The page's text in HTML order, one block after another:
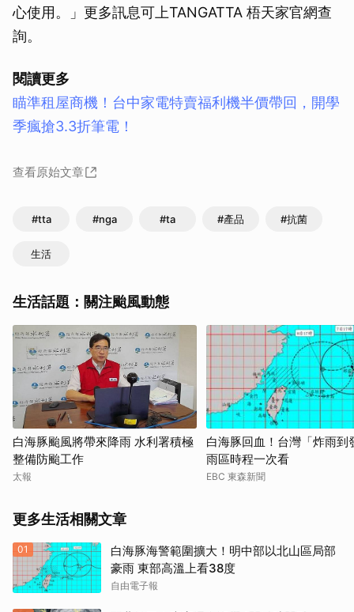
心使用。」更多訊息可上TANGATTA 梧天家官網查
詢。
閱讀更多
瞄準租屋商機！台中家電特賣福利機半價帶回，開學
季瘋搶3.3折筆電！
查看原始文章
#tta #nga #ta #產品 #抗菌
生活
生活話題：關注颱風動態
白海豚颱風將帶來降雨 水利署積極
整備防颱工作
太報
白海豚回血！台灣「炸雨到
雨區時程一次看
EBC 東森新聞
更多生活相關文章
01
白海豚海警範圍擴大！明中部以北山區局部
豪雨 東部高溫上看38度
自由電子報